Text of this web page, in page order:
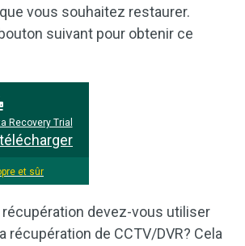
vous souhaitez restaurer.
suivant pour obtenir ce
Recovery Trial
et sûr
récupération devez-vous utiliser
récupération de CCTV/DVR? Cela